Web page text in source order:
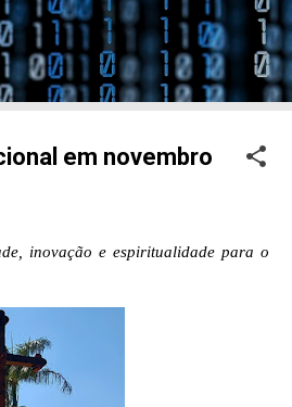
em novembro
inovação e espiritualidade para o